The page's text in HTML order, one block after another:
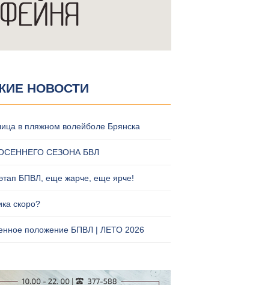
НОВОСТИ
в пляжном волейболе Брянска
СЕЗОНА БВЛ
БПВЛ, еще жарче, еще ярче!
скоро?
положение БПВЛ | ЛЕТО 2026